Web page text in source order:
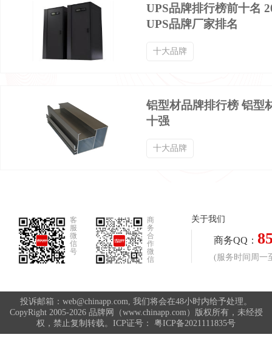
男士皮夹克品牌排行榜 男士家居服品牌排行榜
UPS品牌排行榜前十名
UPS品牌厂家排名
十大品牌
铝型材品牌排行榜 铝型
十强
十大品牌
客
服
微
信
号
商
务
合
作
微
信
关于我们
商务QQ：
(服务时间周一
投诉邮箱：web@chinapp.com, 我们将会在48小时内给予处理。
CopyRight 2005-2026 品牌网（www.chinapp.com）版权所有，未经授
权，禁止复制转载。ICP证号： 粤ICP备2021111835号